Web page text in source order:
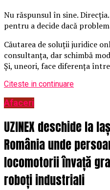
Nu răspunsul în sine.
pentru a decide dacă
Căutarea de soluții juridice
consultanța, dar schimbă
Și, uneori, face diferența
Citeste in continuare
Afaceri
UZINEX deschide la
România unde
locomotorii învață
roboți industriali